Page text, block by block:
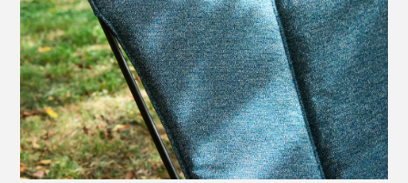
安定感のあるハンモックのような、なんとも心地いいフ
ィット感。体を深く預けられるシートが、身も心もふん
わり包み込む絶妙な座り心地です。